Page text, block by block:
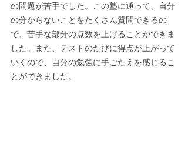
の問題が苦手でした。この塾に通って、自分
の分からないことをたくさん質問できるの
で、苦手な部分の点数を上げることができま
した。また、テストのたびに得点が上がって
いくので、自分の勉強に手ごたえを感じるこ
とができました。